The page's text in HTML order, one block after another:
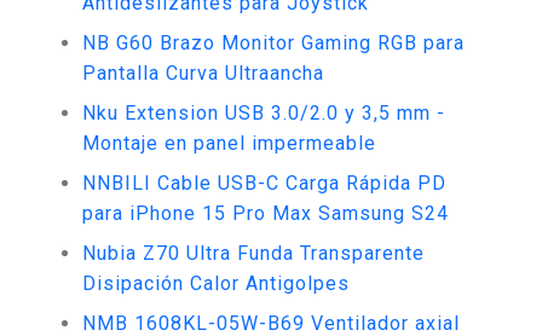
NB G60 Brazo Monitor Gaming RGB para
Pantalla Curva Ultraancha
Nku Extension USB 3.0/2.0 y 3,5 mm -
Montaje en panel impermeable
NNBILI Cable USB-C Carga Rápida PD
para iPhone 15 Pro Max Samsung S24
Nubia Z70 Ultra Funda Transparente
Disipación Calor Antigolpes
NMB 1608KL-05W-B69 Ventilador axial